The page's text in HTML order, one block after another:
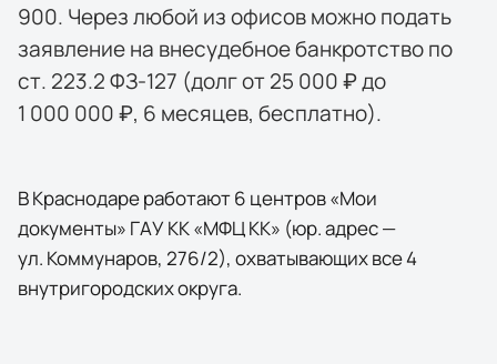
900. Через любой из офисов можно подать
заявление на внесудебное банкротство по
ст. 223.2 ФЗ-127 (долг от 25 000 ₽ до
1 000 000 ₽, 6 месяцев, бесплатно).
В Краснодаре работают 6 центров «Мои
документы» ГАУ КК «МФЦ КК» (юр. адрес —
ул. Коммунаров, 276/2), охватывающих все 4
внутригородских округа.